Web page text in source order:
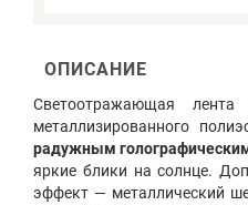
ОПИСАНИЕ
Светоотражающая
металлизированного
радужным
яркие блики на солнце.
эффект — металлический